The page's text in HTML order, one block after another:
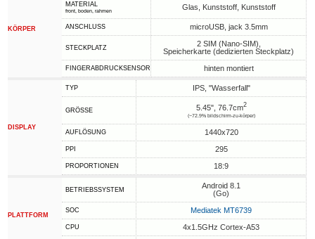
KÖRPER
MATERIAL
front, boden, rahmen Glas, Kunststoff, Kunststoff
ANSCHLUSS microUSB, jack 3.5mm
STECKPLATZ
2 SIM (Nano-SIM),
Speicherkarte (dedizierten Steckplatz)
FINGERABDRUCKSENSOR hinten montiert
DISPLAY
TYP IPS, "Wasserfall"
GRÖSSE 5.45", 76.7cm2
(~72.9% bildschirm-zu-körper)
AUFLÖSUNG 1440x720
PPI 295
PROPORTIONEN 18:9
PLATTFORM
BETRIEBSSYSTEM
Android 8.1
(Go)
SOC Mediatek MT6739
CPU 4x1.5GHz Cortex-A53